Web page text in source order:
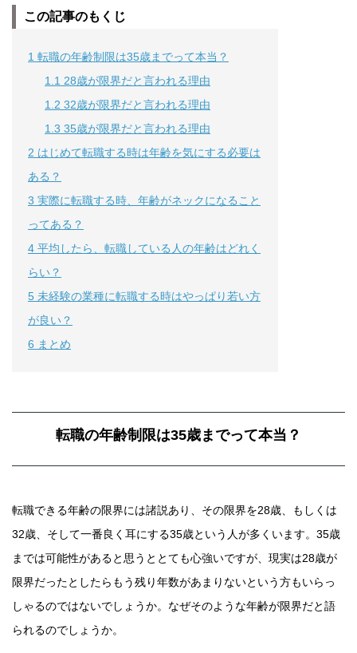
この記事のもくじ
1 転職の年齢制限は35歳までって本当？
1.1 28歳が限界だと言われる理由
1.2 32歳が限界だと言われる理由
1.3 35歳が限界だと言われる理由
2 はじめて転職する時は年齢を気にする必要は
ある？
3 実際に転職する時、年齢がネックになること
ってある？
4 平均したら、転職している人の年齢はどれく
らい？
5 未経験の業種に転職する時はやっぱり若い方
が良い？
6 まとめ
転職の年齢制限は35歳までって本当？
転職できる年齢の限界には諸説あり、その限界を28歳、もしくは
32歳、そして一番良く耳にする35歳という人が多くいます。35歳
までは可能性があると思うととても心強いですが、現実は28歳が
限界だったとしたらもう残り年数があまりないという方もいらっ
しゃるのではないでしょうか。なぜそのような年齢が限界だと語
られるのでしょうか。